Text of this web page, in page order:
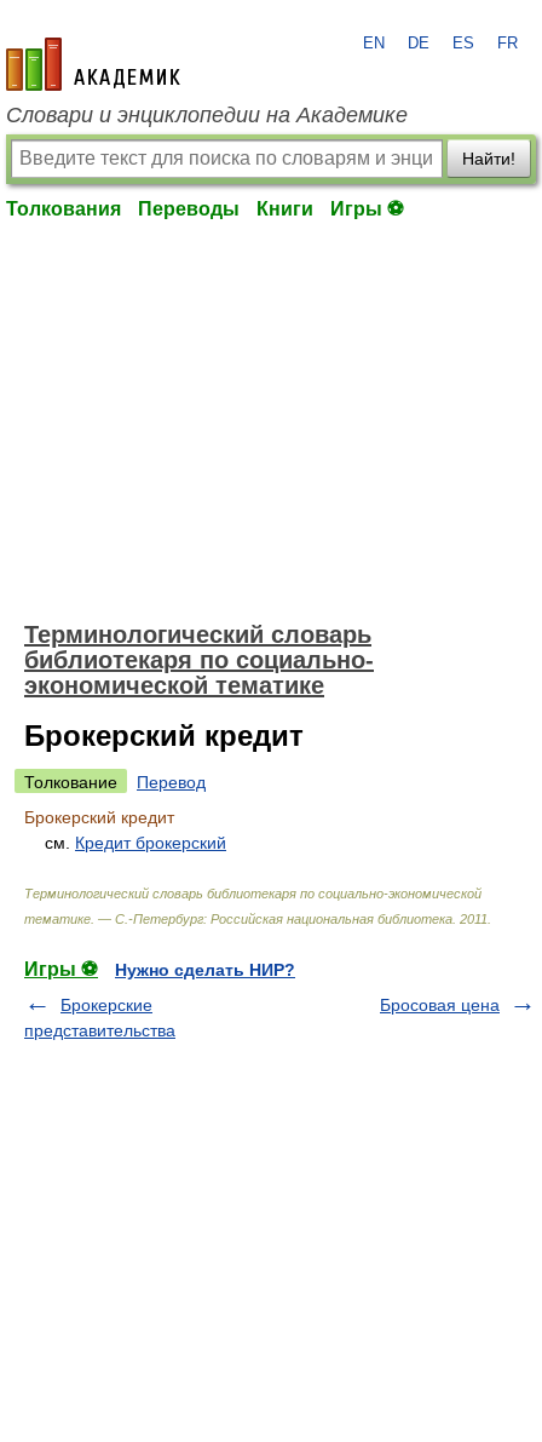
academic.ru
EN DE ES FR
Словари и энциклопедии на Академике
Найти!
Толкования Переводы Книги Игры ⚽
Терминологический словарь
библиотекаря по социально-
экономической тематике
Брокерский кредит
Толкование
Перевод
Брокерский кредит
см. Кредит брокерский
Терминологический словарь библиотекаря по социально-экономической
тематике. — С.-Петербург: Российская национальная библиотека 2011
Игры ⚽
Нужно сделать НИР?
Брокерские
представительства
Бросовая цена